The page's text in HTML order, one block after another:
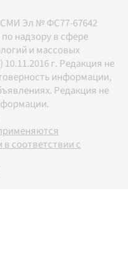
СМИ Эл № ФС77-67642
надзору в сфере
и массовых
г. Редакция не
информации,
Редакция не
соответствии с